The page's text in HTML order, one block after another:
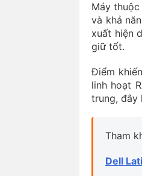
Máy
và khả
xuất hiện
giữ tốt.
Điểm
linh hoạt
trung, đây
Tham
Dell